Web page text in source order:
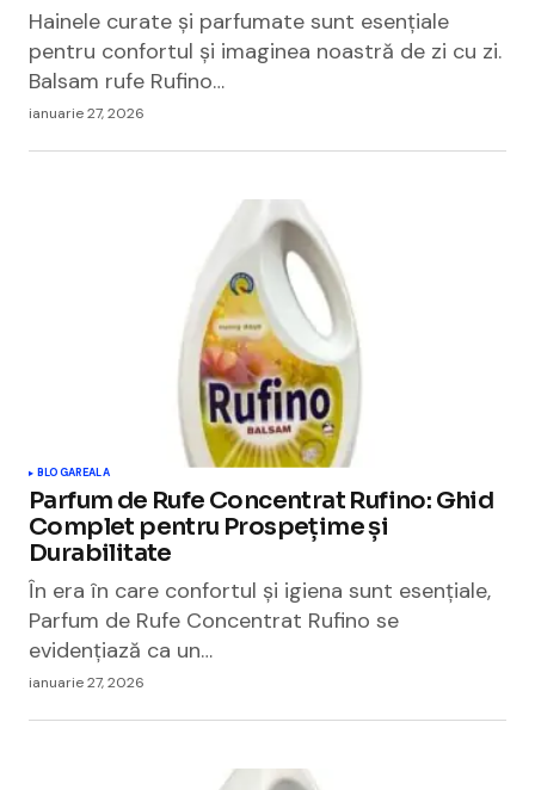
Hainele curate și parfumate sunt esențiale
pentru confortul și imaginea noastră de zi cu zi.
Balsam rufe Rufino…
ianuarie 27, 2026
BLOGAREALA
Parfum de Rufe Concentrat Rufino: Ghid
Complet pentru Prospețime și
Durabilitate
În era în care confortul și igiena sunt esențiale,
Parfum de Rufe Concentrat Rufino se
evidențiază ca un…
ianuarie 27, 2026